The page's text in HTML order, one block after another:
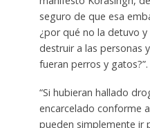
seguro de que esa
¿por qué no la detuvo
destruir a las personas
fueran perros y gatos?”.
“Si hubieran hallado
encarcelado conforme
pueden simplemente ir